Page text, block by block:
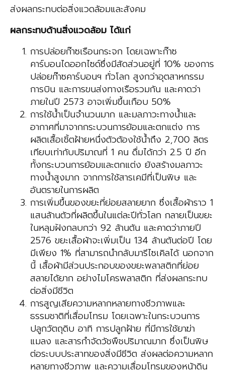
ส่งผลกระทบต่อสิ่งแวดล้อมและสังคม
ผลกระทบด้านสิ่งแวดล้อม ได้แก่
การปล่อยก๊าซเรือนกระจก โดยเฉพาะก๊าซ
คาร์บอนไดออกไซด์ซึ่งมีสัดส่วนอยู่ที่ 10% ของการ
ปล่อยก๊าซคาร์บอนฯ ทั่วโลก สูงกว่าอุตสาหกรรม
การบิน และการขนส่งทางเรือรวมกัน และคาดว่า
ภายในปี 2573 อาจเพิ่มขึ้นเกือบ 50%
การใช้น้ำเป็นจำนวนมาก และมลภาวะทางน้ำและ
อากาศที่มาจากกระบวนการย้อมและตกแต่ง การ
ผลิตเสื้อเชิ้ตฝ้ายหนึ่งตัวต้องใช้น้ำถึง 2,700 ลิตร
เทียบเท่ากับปริมาณที่ 1 คน ดื่มได้กว่า 2.5 ปี อีก
ทั้งกระบวนการย้อมและตกแต่ง ยังสร้างมลภาวะ
ทางน้ำสูงมาก จากการใช้สารเคมีที่เป็นพิษ และ
อันตรายในการผลิต
การเพิ่มขึ้นของขยะที่ย่อยสลายยาก ซึ่งเสื้อผ้าราว 1
แสนล้านตัวที่ผลิตขึ้นในแต่ละปีทั่วโลก กลายเป็นขยะ
ในหลุมฝังกลบกว่า 92 ล้านตัน และคาดว่าภายปี
2576 ขยะเสื้อผ้าจะเพิ่มเป็น 134 ล้านตันต่อปี โดย
มีเพียง 1% ที่สามารถนำกลับมารีไซเคิลได้ นอกจาก
นี้ เสื้อผ้ามีส่วนประกอบของขยะพลาสติกที่ย่อย
สลายได้ยาก อย่างไมโครพลาสติก ที่ส่งผลกระทบ
ต่อสิ่งมีชีวิต
การสูญเสียความหลากหลายทางชีวภาพและ
ธรรมชาติที่เสื่อมโทรม โดยเฉพาะในกระบวนการ
ปลูกวัตถุดิบ อาทิ การปลูกฝ้าย ที่มีการใช้ยาฆ่า
แมลง และสารกำจัดวัชพืชปริมาณมาก ซึ่งเป็นพิษ
ต่อระบบประสาทของสิ่งมีชีวิต ส่งผลต่อความหลาก
หลายทางชีวภาพ และความเสื่อมโทรมของหน้าดิน